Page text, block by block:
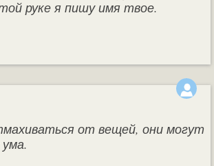
руке я пишу имя твое.
от вещей, они могут